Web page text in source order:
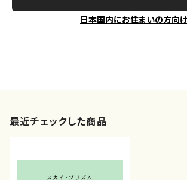
日本国内にお住まいの方向け
最近チェックした商品